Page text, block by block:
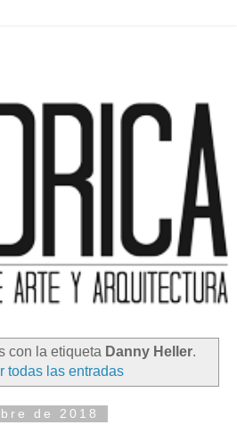
con la etiqueta Danny Heller.
todas las entradas
de 2018